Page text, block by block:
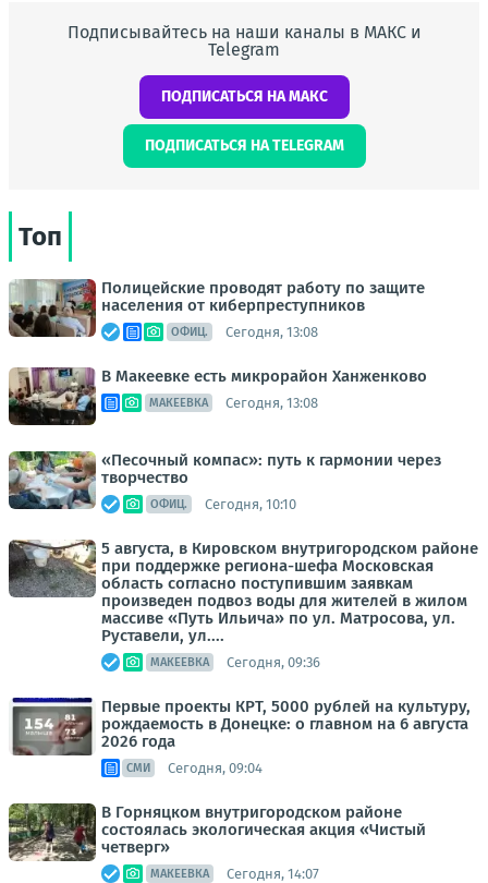
Подписывайтесь на наши каналы в МАКС и
Telegram
ПОДПИСАТЬСЯ НА МАКС
ПОДПИСАТЬСЯ НА TELEGRAM
Топ
Полицейские проводят работу по защите
населения от киберпреступников
ОФИЦ. Сегодня, 13:08
В Макеевке есть микрорайон Ханженково
МАКЕЕВКА Сегодня, 13:08
«Песочный компас»: путь к гармонии через
творчество
ОФИЦ. Сегодня, 10:10
5 августа, в Кировском внутригородском районе
при поддержке региона-шефа Московская
область согласно поступившим заявкам
произведен подвоз воды для жителей в жилом
массиве «Путь Ильича» по ул. Матросова, ул.
Руставели, ул....
МАКЕЕВКА Сегодня, 09:36
Первые проекты КРТ, 5000 рублей на культуру,
рождаемость в Донецке: о главном на 6 августа
2026 года
СМИ Сегодня, 09:04
В Горняцком внутригородском районе
состоялась экологическая акция «Чистый
четверг»
МАКЕЕВКА Сегодня, 14:07